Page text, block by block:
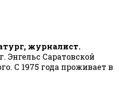
журналист.
Энгельс Саратовской
С 1975 года проживает в